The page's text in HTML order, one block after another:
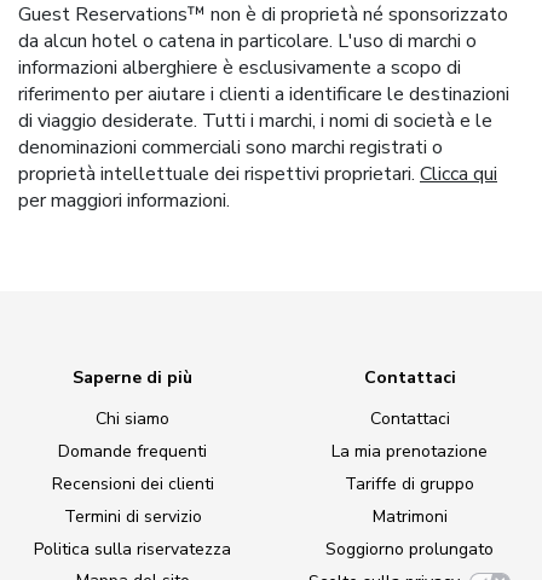
Guest Reservations™ non è di proprietà né sponsorizzato
da alcun hotel o catena in particolare. L'uso di marchi o
informazioni alberghiere è esclusivamente a scopo di
riferimento per aiutare i clienti a identificare le destinazioni
di viaggio desiderate. Tutti i marchi, i nomi di società e le
denominazioni commerciali sono marchi registrati o
proprietà intellettuale dei rispettivi proprietari. Clicca qui
per maggiori informazioni.
Saperne di più
Chi siamo
Domande frequenti
Recensioni dei clienti
Termini di servizio
Politica sulla riservatezza
Contattaci
Contattaci
La mia prenotazione
Tariffe di gruppo
Matrimoni
Soggiorno prolungato